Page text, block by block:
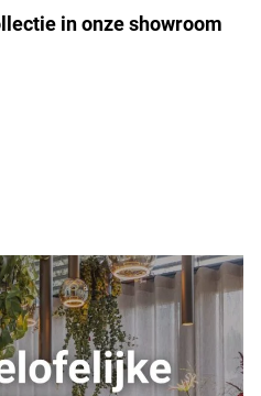
in onze showroom